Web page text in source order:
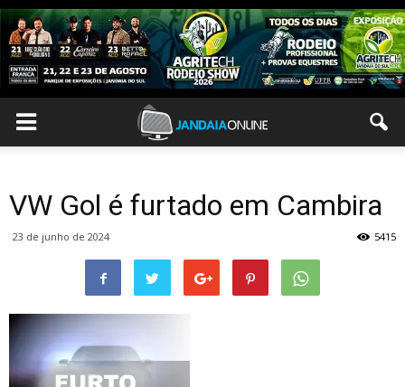
VW Gol é furtado em Cambira
23 de junho de 2024 5415